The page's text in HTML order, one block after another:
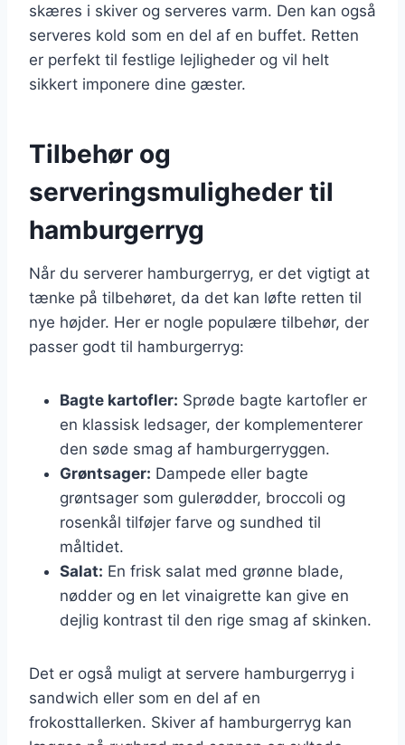
skæres i skiver og serveres varm. Den kan også
serveres kold som en del af en buffet. Retten
er perfekt til festlige lejligheder og vil helt
sikkert imponere dine gæster.
Tilbehør og
serveringsmuligheder til
hamburgerryg
Når du serverer hamburgerryg, er det vigtigt at
tænke på tilbehøret, da det kan løfte retten til
nye højder. Her er nogle populære tilbehør, der
passer godt til hamburgerryg:
Bagte kartofler: Sprøde bagte kartofler er
en klassisk ledsager, der komplementerer
den søde smag af hamburgerryggen.
Grøntsager: Dampede eller bagte
grøntsager som gulerødder, broccoli og
rosenkål tilføjer farve og sundhed til
måltidet.
Salat: En frisk salat med grønne blade,
nødder og en let vinaigrette kan give en
dejlig kontrast til den rige smag af skinken.
Det er også muligt at servere hamburgerryg i
sandwich eller som en del af en
frokosttallerken. Skiver af hamburgerryg kan